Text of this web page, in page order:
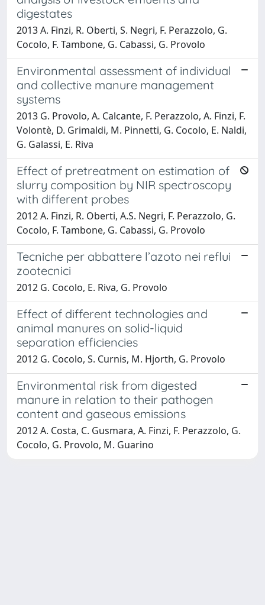
digestates
2013 A. Finzi, R. Oberti, S. Negri, F. Perazzolo, G.
Cocolo, F. Tambone, G. Cabassi, G. Provolo
Environmental assessment of individual
and collective manure management
systems
2013 G. Provolo, A. Calcante, F. Perazzolo, A. Finzi, F.
Volontè, D. Grimaldi, M. Pinnetti, G. Cocolo, E. Naldi,
G. Galassi, E. Riva
Effect of pretreatment on estimation of
slurry composition by NIR spectroscopy
with different probes
2012 A. Finzi, R. Oberti, A.S. Negri, F. Perazzolo, G.
Cocolo, F. Tambone, G. Cabassi, G. Provolo
Tecniche per abbattere l’azoto nei reflui
zootecnici
2012 G. Cocolo, E. Riva, G. Provolo
Effect of different technologies and
animal manures on solid-liquid
separation efficiencies
2012 G. Cocolo, S. Curnis, M. Hjorth, G. Provolo
Environmental risk from digested
manure in relation to their pathogen
content and gaseous emissions
2012 A. Costa, C. Gusmara, A. Finzi, F. Perazzolo, G.
Cocolo, G. Provolo, M. Guarino